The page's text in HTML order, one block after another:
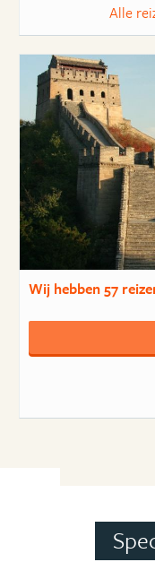
Alle
Wij hebben57